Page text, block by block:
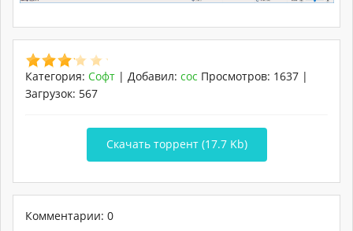
Категория: Софт | Добавил: coc Просмотров: 1637 |
Загрузок: 567
Скачать торрент (17.7 Kb)
Комментарии: 0